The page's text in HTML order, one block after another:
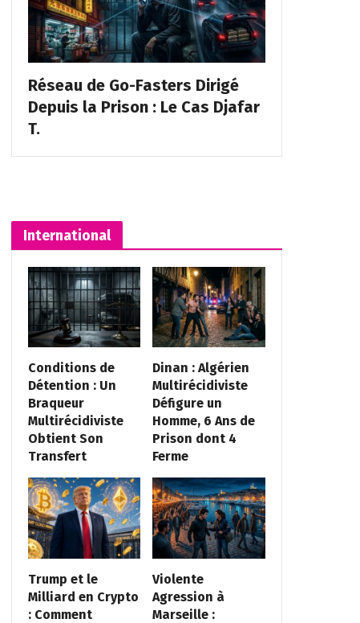
Réseau de Go-Fasters Dirigé
Depuis la Prison : Le Cas Djafar
T.
International
Conditions de
Détention : Un
Braqueur
Multirécidiviste
Obtient Son
Transfert
Dinan : Algérien
Multirécidiviste
Défigure un
Homme, 6 Ans de
Prison dont 4
Ferme
Trump et le
Milliard en Crypto
: Comment
Violente
Agression à
Marseille :